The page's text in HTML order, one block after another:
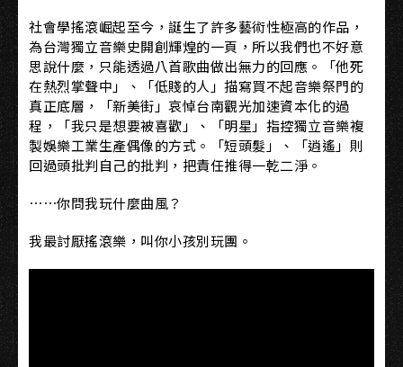
社會學搖滾崛起至今，誕生了許多藝術性極高的作品，
為台灣獨立音樂史開創輝煌的一頁，所以我們也不好意
思說什麼，只能透過八首歌曲做出無力的回應。「他死
在熱烈掌聲中」、「低賤的人」描寫買不起音樂祭門的
真正底層，「新美街」哀悼台南觀光加速資本化的過
程，「我只是想要被喜歡」、「明星」指控獨立音樂複
製娛樂工業生產偶像的方式。「短頭髮」、「逍遙」則
回過頭批判自己的批判，把責任推得一乾二淨。
⋯⋯你問我玩什麼曲風？
我最討厭搖滾樂，叫你小孩別玩團。